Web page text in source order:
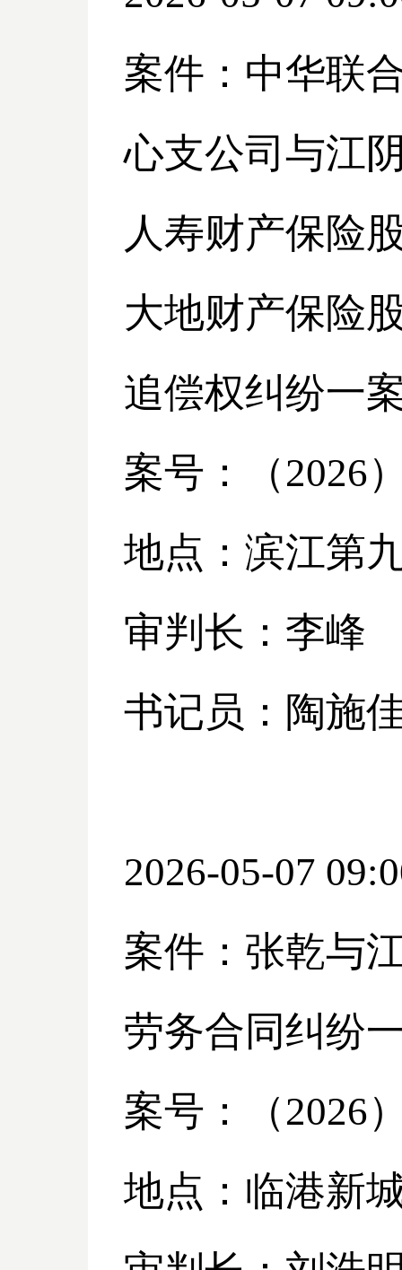
案件：中华联
心支公司与江
人寿财产保险
大地财产保险
追偿权纠纷一
案号：（2026
地点：滨江第
审判长：李峰
书记员：陶施
2026-05-07
案件：张乾与
劳务合同纠纷
案号：（2026
地点：临港新